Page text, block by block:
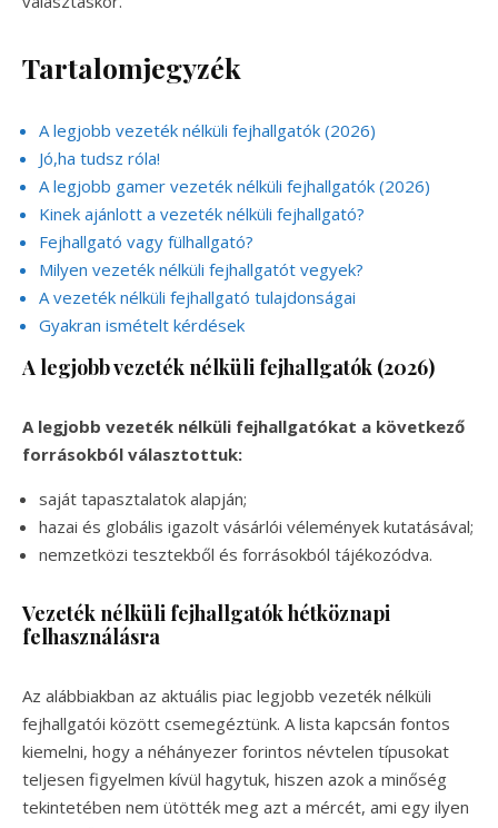
Tartalomjegyzék
A legjobb vezeték nélküli fejhallgatók (2026)
Jó,ha tudsz róla!
A legjobb gamer vezeték nélküli fejhallgatók (2026)
Kinek ajánlott a vezeték nélküli fejhallgató?
Fejhallgató vagy fülhallgató?
Milyen vezeték nélküli fejhallgatót vegyek?
A vezeték nélküli fejhallgató tulajdonságai
Gyakran ismételt kérdések
A legjobb vezeték nélküli fejhallgatók (2026)
A legjobb vezeték nélküli fejhallgatókat a következő
forrásokból választottuk:
saját tapasztalatok alapján;
hazai és globális igazolt vásárlói vélemények kutatásával;
nemzetközi tesztekből és forrásokból tájékozódva.
Vezeték nélküli fejhallgatók hétköznapi
felhasználásra
Az alábbiakban az aktuális piac legjobb vezeték nélküli
fejhallgatói között csemegéztünk. A lista kapcsán fontos
kiemelni, hogy a néhányezer forintos névtelen típusokat
teljesen figyelmen kívül hagytuk, hiszen azok a minőség
tekintetében nem ütötték meg azt a mércét, ami egy ilyen